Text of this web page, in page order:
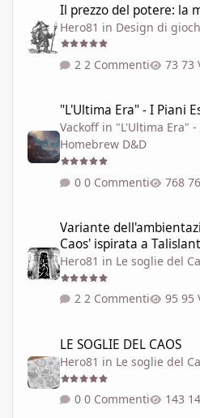
Il prezzo del potere: la
Hero81 in Design di
2 Commenti 73
"L'Ultima Era" - I Piani
Vackoff in "L'Ultima Era"
Homebrew D&D
0 Commenti
Variante
Caos' ispirata a
Hero81 in Le soglie del
2 Commenti 95
LE SOGLIE DEL CAOS
Hero81 in Le soglie del
0 Commenti